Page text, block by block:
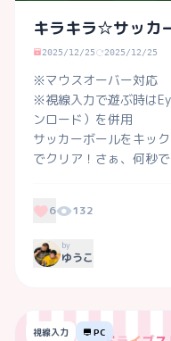
キラキラ☆サッカ
2025/12/25 2025/12/25
※マウスオーバー対応
※視線入力で遊ぶ時は
ンロード）を併用
サッカーボールをキッ
でクリア！さぁ、何秒
6 132
by
ゆうこ
視線入力 PC